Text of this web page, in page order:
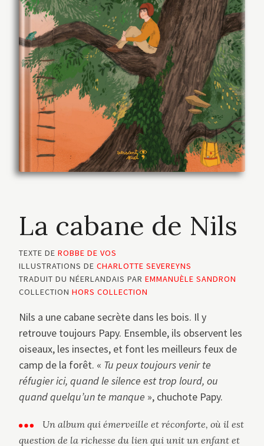
La cabane de Nils
TEXTE DE ROBBE DE VOS
ILLUSTRATIONS DE CHARLOTTE SEVEREYNS
TRADUIT DU NÉERLANDAIS PAR EMMANUÈLE SANDRON
COLLECTION HORS COLLECTION
Nils a une cabane secrète dans les bois. Il y
retrouve toujours Papy. Ensemble, ils observent les
oiseaux, les insectes, et font les meilleurs feux de
camp de la forêt. « Tu peux toujours venir te
réfugier ici, quand le silence est trop lourd, ou
quand quelqu’un te manque », chuchote Papy.
Un album qui émerveille et réconforte, où il est
question de la richesse du lien qui unit un enfant et